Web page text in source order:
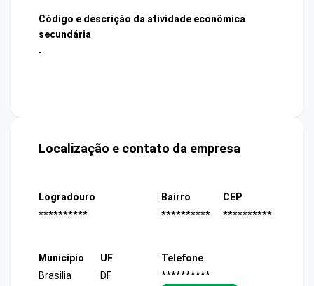
Código e descrição da atividade econômica
secundária
-
Localização e contato da empresa
Logradouro
**********
Bairro
**********
CEP
**********
Município
Brasilia
UF
DF
Telefone
**********